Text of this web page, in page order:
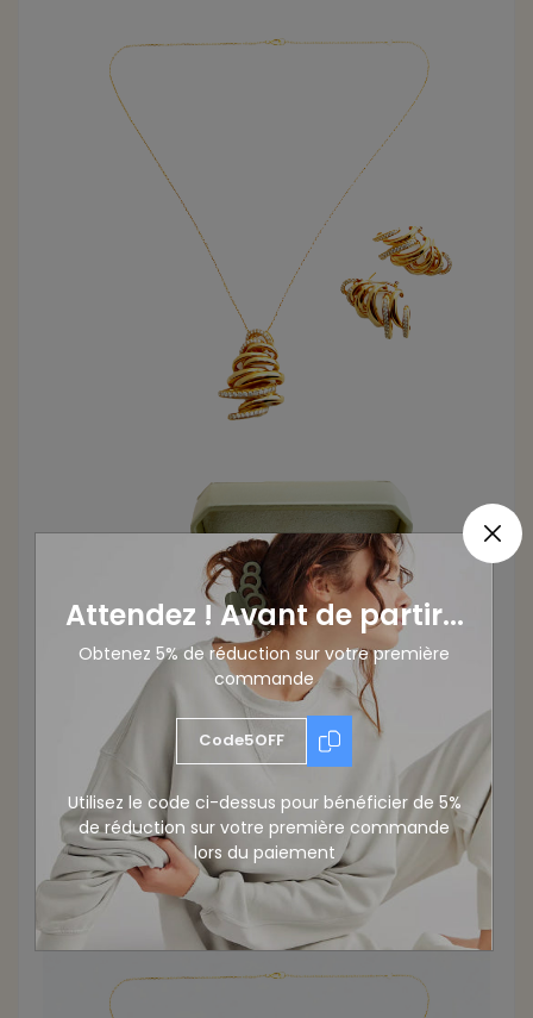
Attendez ! Avant de partir...
Obtenez 5% de réduction sur votre première
commande
Code5OFF
Utilisez le code ci-dessus pour bénéficier de 5%
de réduction sur votre première commande
lors du paiement